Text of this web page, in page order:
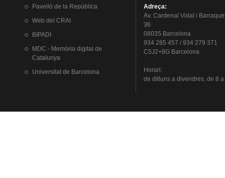
Pavelló de la República
Web del CRAI
BIPADI
MDC - Memòria digital de
Catalunya
Universitat de Barcelona
Adreça:
Av. Cardenal Vidal i
36
08035 Barcelona
934 285 457 / 934 279 371
C5J2+8G Barcelona
Horari:
de dillunsa divendres, de 8